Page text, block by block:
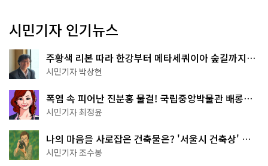
시민기자 인기뉴스
주황색 리본 따라 한강부터 메타세쿼이아 숲길까지…
서울둘레길 15코스
시민기자 박상현
폭염 속 피어난 진분홍 물결! 국립중앙박물관 배롱나
무 명소
시민기자 최정윤
나의 마음을 사로잡은 건축물은? '서울시 건축상' 수
상작 공개!
시민기자 조수봉